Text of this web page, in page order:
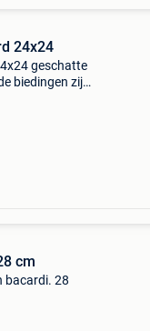
24x24
geschatte
biedingen zijn
bacardi bord .28 cm
bacardi. 28